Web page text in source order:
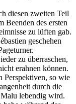
diesen zweiten Teil
Beenden des ersten
zu lüften gab.
geschehen
zu überraschen,
erahnen können.
Perspektiven, so wie
durch die
Malu lebendig wird.